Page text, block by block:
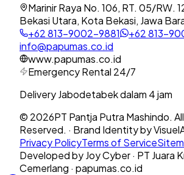
Marinir Raya No. 106, RT. 05/RW.
Bekasi Utara, Kota Bekasi, Jawa
+62 813-9002-9881
+62 813-
info@papumas.co.id
www.papumas.co.id
Emergency Rental 24/7
Delivery Jabodetabek dalam 4 jam
© 2026PT Pantja Putra Mashindo.
Reserved. · Brand Identity by
Privacy PolicyTerms of Service
Developed by Joy Cyber · PT Juara
Cemerlang · papumas.co.id